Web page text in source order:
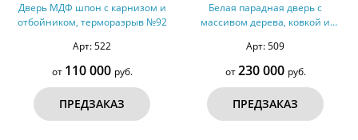
Дверь МДФ шпон с карнизом и
отбойником, терморазрыв №92
Арт: 522
от 110 000 руб.
ПРЕДЗАКАЗ
Белая парадная дверь с
массивом дерева, ковкой и
Арт: 509
от230 000 руб.
ПРЕДЗАКАЗ